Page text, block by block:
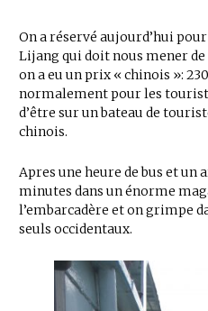
On a réservé aujourd’hui
Lijang qui doit nous mener de
on a eu un prix « chinois »:
normalement pour les
d’être sur un bateau de
chinois.
Apres une heure de bus et un
minutes dans un énorme
l’embarcadère et on grimpe
seuls occidentaux.